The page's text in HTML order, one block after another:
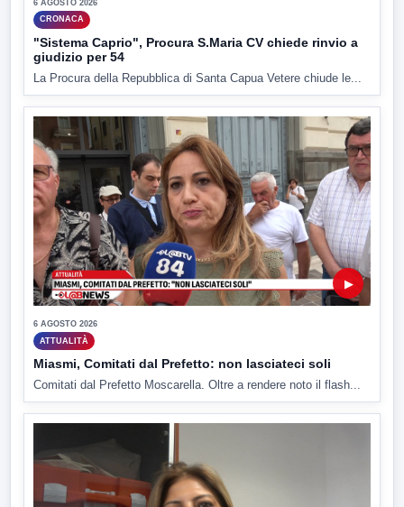
6 AGOSTO 2026
CRONACA
"Sistema Caprio", Procura S.Maria CV chiede rinvio a
giudizio per 54
La Procura della Repubblica di Santa Capua Vetere chiude le...
▶
6 AGOSTO 2026
ATTUALITÀ
Miasmi, Comitati dal Prefetto: non lasciateci soli
Comitati dal Prefetto Moscarella. Oltre a rendere noto il flash...